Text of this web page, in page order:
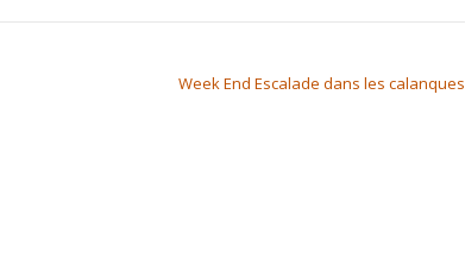
Week End Escalade dans les calanques